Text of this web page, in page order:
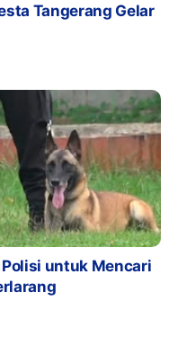
Tangerang Gelar
untuk Mencari